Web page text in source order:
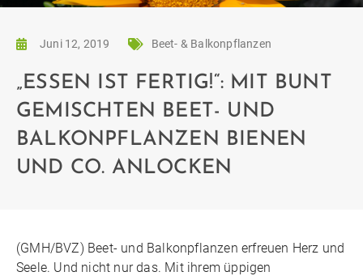
Juni 12, 2019 Beet- & Balkonpflanzen
„ESSEN IST FERTIG!“: MIT BUNT
GEMISCHTEN BEET- UND
BALKONPFLANZEN BIENEN
UND CO. ANLOCKEN
(GMH/BVZ) Beet- und Balkonpflanzen erfreuen Herz und
Seele. Und nicht nur das. Mit ihrem üppigen